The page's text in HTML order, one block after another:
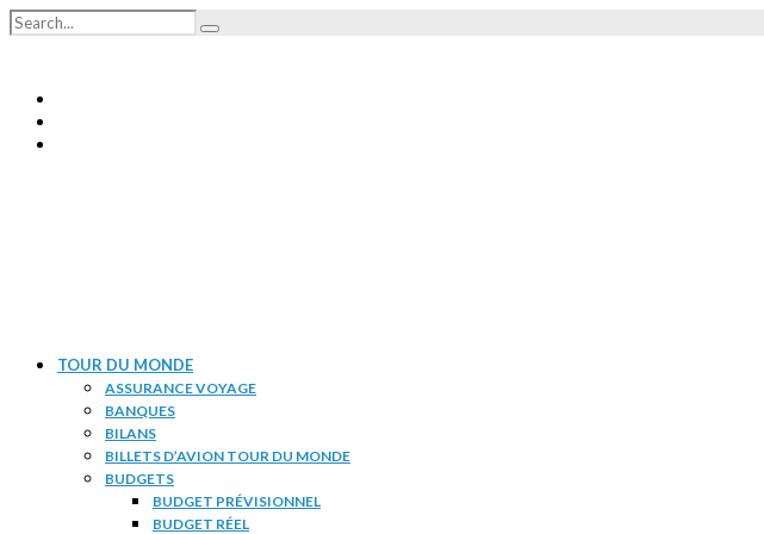
TOUR DU MONDE
ASSURANCE VOYAGE
BANQUES
BILANS
BILLETS D’AVION TOUR DU MONDE
BUDGETS
BUDGET PRÉVISIONNEL
BUDGET RÉEL